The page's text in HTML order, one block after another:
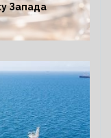
Запада